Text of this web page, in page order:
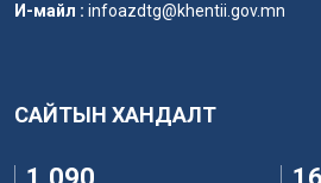
И-майл : infoazdtg@khentii.gov.mn
САЙТЫН ХАНДАЛТ